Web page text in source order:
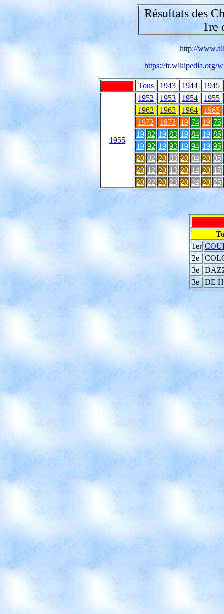
Résultats des
1re
http://
https://fr.wikipedia.org/
Tous 1943 1944 1945
1955
1952 1953 1954
1955
1962
1963 1964
1965
1972
1973 19 74 19 75
19 82 19 83 19 84 19 85
19 92 19 93 19 94 19 95
20 02 20 03 20 04 20 05
20 12 20 13 20 14 20 15
20 22 20 23 20 24 20 25
1er
2e
3e
3e
DE